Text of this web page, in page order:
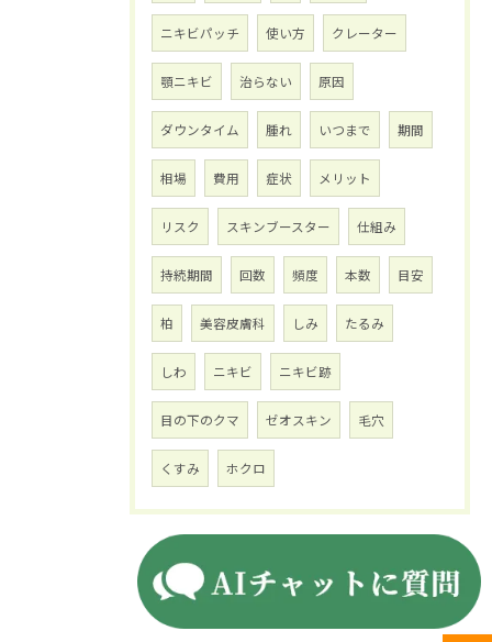
ニキビパッチ 使い方 クレーター
顎ニキビ 治らない 原因
ダウンタイム 腫れ いつまで 期間
相場 費用 症状 メリット
リスク スキンブースター 仕組み
持続期間 回数 頻度 本数 目安
柏 美容皮膚科 しみ たるみ
しわ ニキビ ニキビ跡
目の下のクマ ゼオスキン 毛穴
くすみ ホクロ